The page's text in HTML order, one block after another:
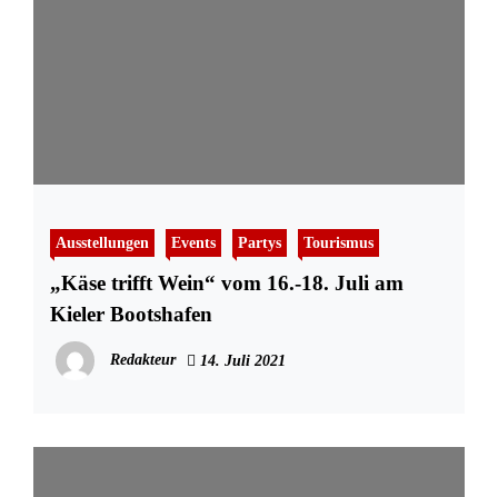
Ausstellungen Events Partys Tourismus
„Käse trifft Wein“ vom 16.-18. Juli am
Kieler Bootshafen
Redakteur 14. Juli 2021